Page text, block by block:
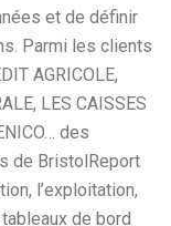
et de définir
Parmi les clients
AGRICOLE,
LES CAISSES
des
de BristolReport
l’exploitation,
de bord